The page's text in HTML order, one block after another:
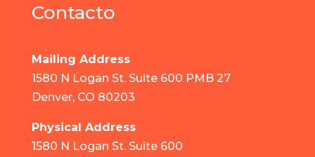
Contacto
Mailing Address
1580 N Logan St. Suite 600 PMB 27
Denver, CO 80203
Physical Address
1580 N Logan St. Suite 600